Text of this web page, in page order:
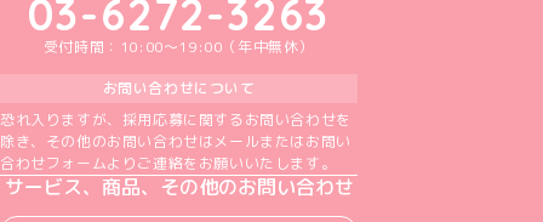
03-6272-3263
受付時間：10:00～19:00（年中無休）
お問い合わせについて
恐れ入りますが、採用応募に関するお問い合わせを
除き、その他のお問い合わせはメールまたはお問い
合わせフォームよりご連絡をお願いいたします。
サービス、商品、その他のお問い合わせ